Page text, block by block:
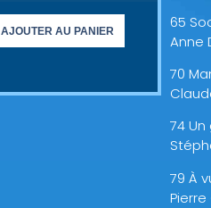
AJOUTER AU PANIER
65
Anne
70
74
79 À